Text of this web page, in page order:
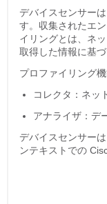
デバイスセンサー
す。収集されたエ
イリングとは、ネ
取得した情報に基
プロファイリング
コレクタ：ネッ
アナライザ：デ
デバイスセンサー
ンテキストでの